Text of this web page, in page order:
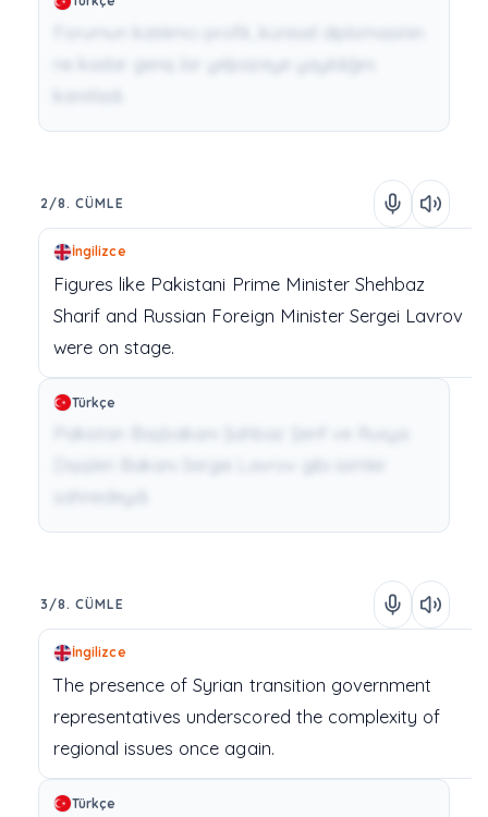
2/8. CÜMLE
İngilizce
Figures like Pakistani Prime Minister Shehbaz
Sharif and Russian Foreign Minister Sergei Lavrov
were on stage.
Türkçe
3/8. CÜMLE
İngilizce
The presence ofSyrian transition government
representatives underscored the complexity of
regional issues once again.
Türkçe